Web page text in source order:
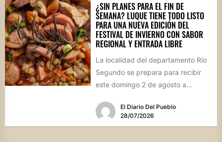
¿SIN PLANES PARA EL FIN DE
SEMANA? LUQUE TIENE TODO LISTO
PARA UNA NUEVA EDICIÓN DEL
FESTIVAL DE INVIERNO CON SABOR
REGIONAL Y ENTRADA LIBRE
La localidad del departamento Río
Segundo se prepara para recibir
este domingo 2 de agosto a
El Diario Del Pueblo
28/07/2026